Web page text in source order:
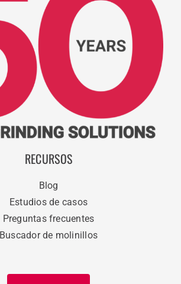
RECURSOS
Blog
Estudios de casos
Preguntas frecuentes
Buscador de molinillos